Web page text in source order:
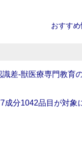
おすすめ
差‐獣医療専門教育
成分1042品目が対象